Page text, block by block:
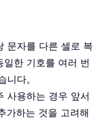
문자를 다른 셀로 복
한 기호를 여러 번
다。
사용하는 경우 앞서
가하는 것을 고려해